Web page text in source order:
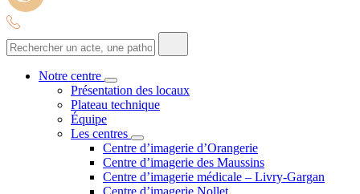
Notre centre
Présentation des locaux
Plateau technique
Équipe
Les centres
Centre d’imagerie d’Orangerie
Centre d’imagerie des Maussins
Centre d’imagerie médicale – Livry-Gargan
Centre d’imagerie Nollet